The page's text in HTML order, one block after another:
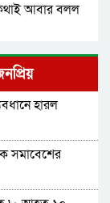
কথাই আবার বলল
জোট, কমান্ডার
রাজনীতির
হারল
সমাবেশের